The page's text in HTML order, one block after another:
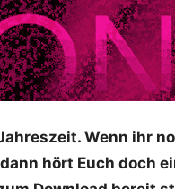
Wenn ihr
hört Euch doch